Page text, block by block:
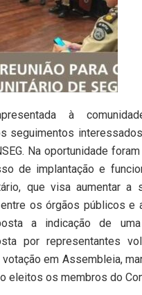
à
seguimentos
Na oportunidade
de implantação e
que visa aumentar a
os órgãos públicos e
a indicação de
por representantes
em Assembleia,
eleitos os membros do